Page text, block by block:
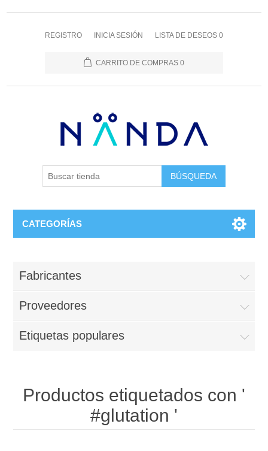
REGISTRO INICIA SESIÓN LISTA DE DESEOS 0
CARRITO DE COMPRAS 0
BÚSQUEDA
CATEGORÍAS
Fabricantes
Proveedores
Etiquetas populares
Productos etiquetados con '
#glutation '